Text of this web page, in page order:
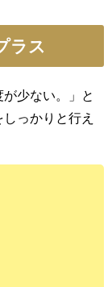
ラス
が少ない。」と
っかりと行え